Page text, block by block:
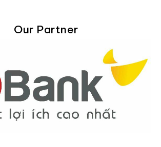
Our Partner